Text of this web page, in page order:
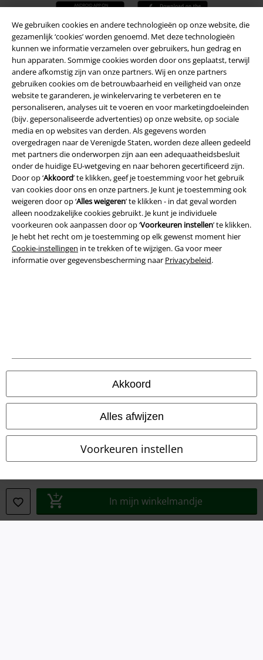
We gebruiken cookies en andere technologieën op onze website, die
gezamenlijk ‘cookies’ worden genoemd. Met deze technologieën
kunnen we informatie verzamelen over gebruikers, hun gedrag en
hun apparaten. Sommige cookies worden door ons geplaatst, terwijl
andere afkomstig zijn van onze partners. Wij en onze partners
gebruiken cookies om de betrouwbaarheid en veiligheid van onze
website te garanderen, je winkelervaring te verbeteren en te
personaliseren, analyses uit te voeren en voor marketingdoeleinden
(bijv. gepersonaliseerde advertenties) op onze website, op sociale
media en op websites van derden. Als gegevens worden
overgedragen naar de Verenigde Staten, worden deze alleen gedeeld
met partners die onderworpen zijn aan een adequaatheidsbesluit
onder de huidige EU-wetgeving en naar behoren gecertificeerd zijn.
Door op ‘Akkoord’ te klikken, geef je toestemming voor het gebruik
van cookies door ons en onze partners. Je kunt je toestemming ook
weigeren door op ‘Alles weigeren’ te klikken - in dat geval worden
alleen noodzakelijke cookies gebruikt. Je kunt je individuele
voorkeuren ook aanpassen door op ‘Voorkeuren instellen’ te klikken.
Je hebt het recht om je toestemming op elk gewenst moment hier
Cookie-instellingen in te trekken of te wijzigen. Ga voor meer
informatie over gegevensbescherming naar Privacybeleid.
Akkoord
Alles afwijzen
Voorkeuren instellen
In mijn winkelmandje
A Warner Music Group Company
Beveiliging
Verklaring van conformiteit
Informatie over toegankelijkheid
Annuleer bestelling
Alle prijzen incl.wettelijke BTW